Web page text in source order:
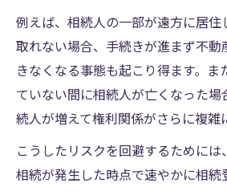
例えば、相続人の一部が遠方に居住
取れない場合、手続きが進まず不動
きなくなる事態も起こり得ます。ま
ていない間に相続人が亡くなった場
続人が増えて権利関係がさらに複雑
こうしたリスクを回避するためには
相続が発生した時点で速やかに相続